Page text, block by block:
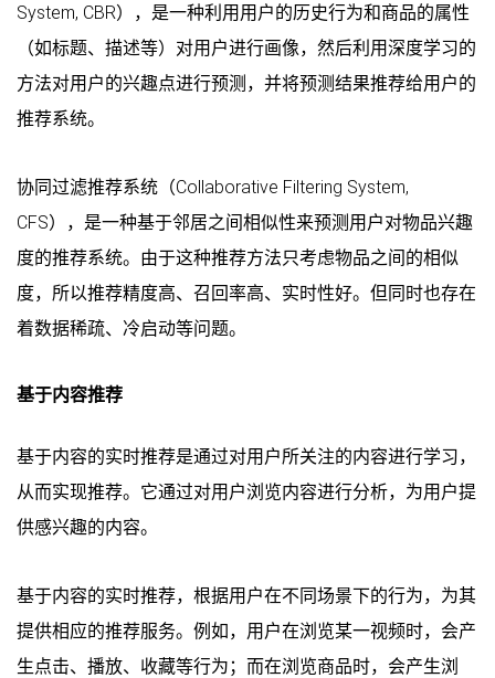
System, CBR），是一种利用用户的历史行为和商品的属性
（如标题、描述等）对用户进行画像，然后利用深度学习的
方法对用户的兴趣点进行预测，并将预测结果推荐给用户的
推荐系统。
协同过滤推荐系统（Collaborative Filtering System,
CFS），是一种基于邻居之间相似性来预测用户对物品兴趣
度的推荐系统。由于这种推荐方法只考虑物品之间的相似
度，所以推荐精度高、召回率高、实时性好。但同时也存在
着数据稀疏、冷启动等问题。
基于内容推荐
基于内容的实时推荐是通过对用户所关注的内容进行学习，
从而实现推荐。它通过对用户浏览内容进行分析，为用户提
供感兴趣的内容。
基于内容的实时推荐，根据用户在不同场景下的行为，为其
提供相应的推荐服务。例如，用户在浏览某一视频时，会产
生点击、播放、收藏等行为；而在浏览商品时，会产生浏